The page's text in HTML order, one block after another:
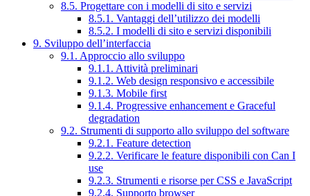
8.5. Progettare con i modelli di sito e servizi
8.5.1. Vantaggi dell’utilizzo dei modelli
8.5.2. I modelli di sito e servizi disponibili
9. Sviluppo dell’interfaccia
9.1. Approccio allo sviluppo
9.1.1. Attività preliminari
9.1.2. Web design responsivo e accessibile
9.1.3. Mobile first
9.1.4. Progressive enhancement e Graceful
degradation
9.2. Strumenti di supporto allo sviluppo del software
9.2.1. Feature detection
9.2.2. Verificare le feature disponibili con Can I
use
9.2.3. Strumenti e risorse per CSS e JavaScript
9.2.4. Supporto browser